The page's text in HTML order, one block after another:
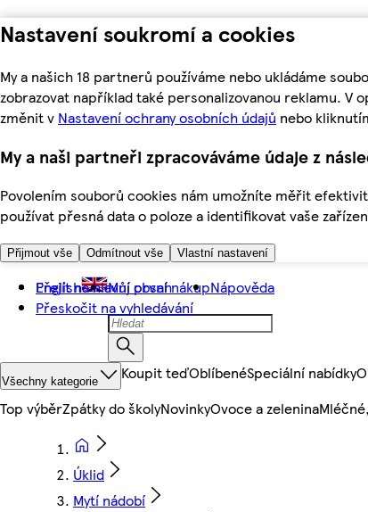
Nastavení soukromí a cookies
My a našich 18 partnerů používáme nebo ukládáme
zobrazovat například také personalizovanou reklamu. V
změnit v Nastavení ochrany osobních údajů nebo
My a naši partneři zpracováváme údaje z
Povolením souborů cookies nám umožníte měřit
používat přesná data o poloze a identifikovat vaše
Přijmout vše Odmítnout vše Vlastní nastavení
Přejít na hlavní obsah
Přeskočit na vyhledávání
English Můj první nákupNápověda
Všechny kategorie Koupit teďOblíbenéSpeciální nabídky
Top výběrZpátky do školyNovinkyOvoce a zelenina
Úklid
Mytí nádobí